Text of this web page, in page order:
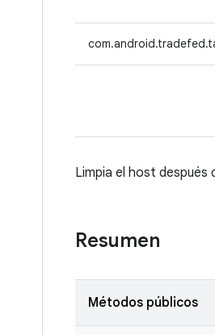
Limpia el host después
Resumen
Métodos públicos